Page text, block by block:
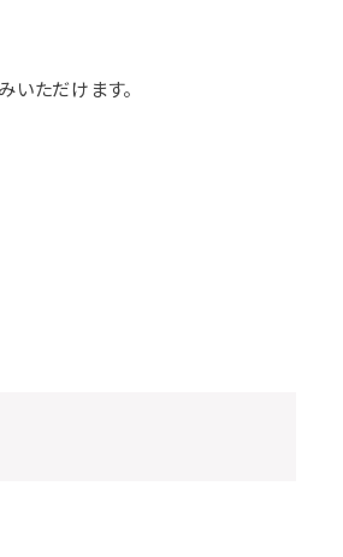
いただけます。